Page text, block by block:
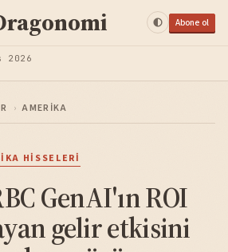
Abone ol
2026
› AMERIKA
HISSELERI
GenAI'ın ROI
gelir etkisini